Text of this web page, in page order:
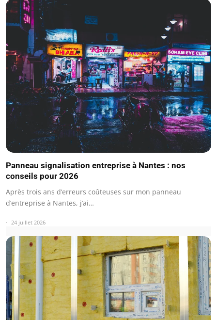
Panneau signalisation entreprise à Nantes : nos
conseils pour 2026
Après trois ans d’erreurs coûteuses sur mon panneau
d’entreprise à Nantes, j’ai…
24 juillet 2026